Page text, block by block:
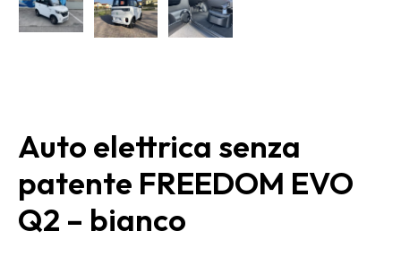
Auto elettrica senza
patente FREEDOM EVO
Q2 – bianco